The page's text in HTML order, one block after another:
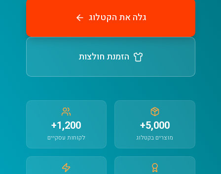
גלה את הקטלוג
הזמנת חולצות
5,000+
מוצרים בקטלוג
1,200+
לקוחות עסקיים